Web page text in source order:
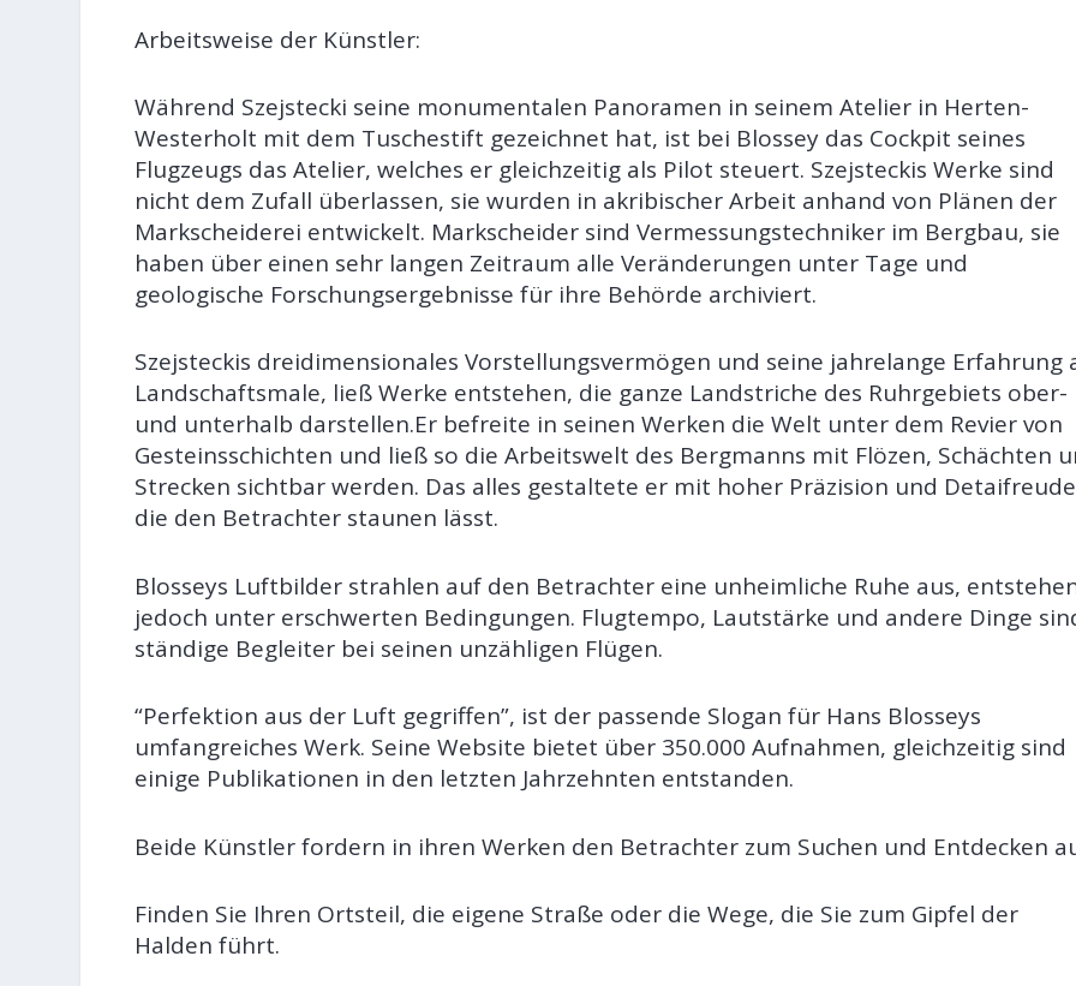
Arbeitsweise der Künstler:
Während Szejstecki seine monumentalen Panoramen in seinem Atelier in Herten-
Westerholt mit dem Tuschestift gezeichnet hat, ist bei Blossey das Cockpit seines
Flugzeugs das Atelier, welches er gleichzeitig als Pilot steuert. Szejsteckis Werke sind
nicht dem Zufall überlassen, sie wurden in akribischer Arbeit anhand von Plänen der
Markscheiderei entwickelt. Markscheider sind Vermessungstechniker im Bergbau, sie
haben über einen sehr langen Zeitraum alle Veränderungen unter Tage und
geologische Forschungsergebnisse für ihre Behörde archiviert.
Szejsteckis dreidimensionales Vorstellungsvermögen und seine jahrelange Erfahrung
Landschaftsmale, ließ Werke entstehen, die ganze Landstriche des Ruhrgebiets ober-
und unterhalb darstellen.Er befreite in seinen Werken die Welt unter dem Revier von
Gesteinsschichten und ließ so die Arbeitswelt des Bergmanns mit Flözen, Schächten
Strecken sichtbar werden. Das alles gestaltete er mit hoher Präzision und
die den Betrachter staunen lässt.
Blosseys Luftbilder strahlen auf den Betrachter eine unheimliche Ruhe aus,
jedoch unter erschwerten Bedingungen. Flugtempo, Lautstärke und andere Dinge
ständige Begleiter bei seinen unzähligen Flügen.
“Perfektion aus der Luft gegriffen”, ist der passende Slogan für Hans Blosseys
umfangreiches Werk. Seine Website bietet über 350.000 Aufnahmen, gleichzeitig sind
einige Publikationen in den letzten Jahrzehnten entstanden.
Beide Künstler fordern in ihren Werken den Betrachter zum Suchen und Entdecken
Finden Sie Ihren Ortsteil, die eigene Straße oder die Wege, die Sie zum Gipfel der
Halden führt.